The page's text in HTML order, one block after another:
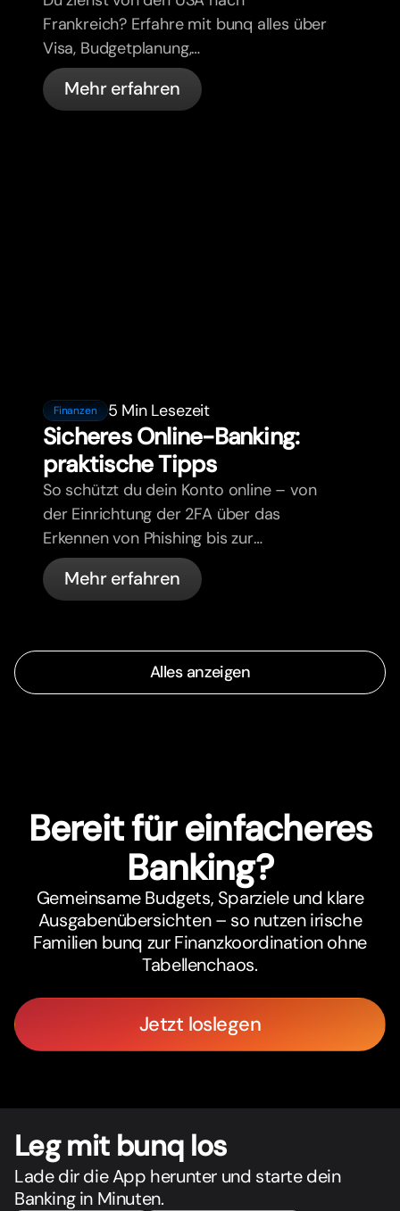
Frankreich? Erfahre mit bunq alles über
Visa, Budgetplanung,
Krankenversicherung, Steuern,
Führerschein-Regeln und Banking für
Mehr erfahren
Finanzen 5 Min Lesezeit
Sicheres Online-Banking:
praktische Tipps
So schützt du dein Konto online – von
der Einrichtung der 2FA über das
Erkennen von Phishing bis zur
Kartenverwaltung und den
automatischen Sicherheitsfunktionen
Mehr erfahren
Alles anzeigen
Bereit für einfacheres
Banking?
Gemeinsame Budgets, Sparziele und klare
Ausgabenübersichten – so nutzen irische
Familien bunq zur Finanzkoordination ohne
Tabellenchaos.
Jetzt loslegen
Leg mit bunq los
Lade dir die App herunter und starte dein
Banking in Minuten.